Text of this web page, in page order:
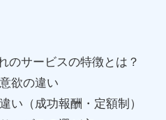
のサービスの特徴とは？
欲の違い
い（成功報酬・定額制）